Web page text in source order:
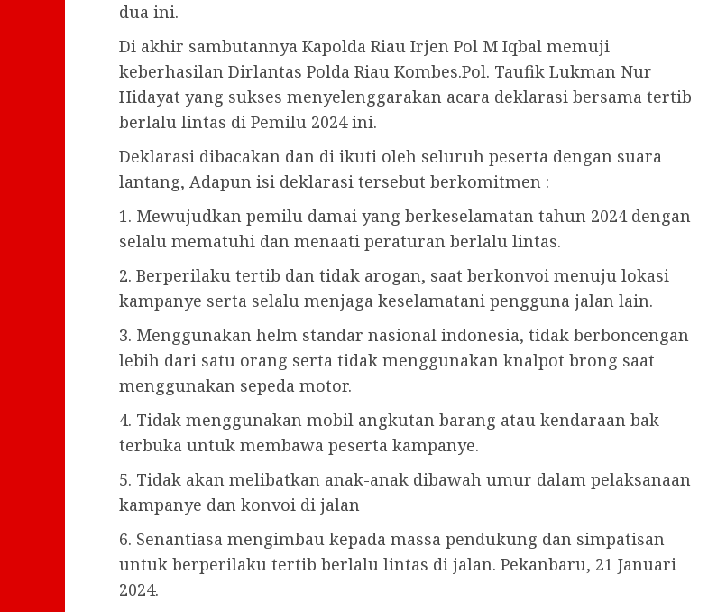
dua ini.
Di akhir sambutannya Kapolda Riau Irjen Pol M Iqbal memuji
keberhasilan Dirlantas Polda Riau Kombes.Pol. Taufik Lukman Nur
Hidayat yang sukses menyelenggarakan acara deklarasi bersama tertib
berlalu lintas di Pemilu 2024 ini.
Deklarasi dibacakan dan di ikuti oleh seluruh peserta dengan suara
lantang, Adapun isi deklarasi tersebut berkomitmen :
1. Mewujudkan pemilu damai yang berkeselamatan tahun 2024 dengan
selalu mematuhi dan menaati peraturan berlalu lintas.
2. Berperilaku tertib dan tidak arogan, saat berkonvoi menuju lokasi
kampanye serta selalu menjaga keselamatani pengguna jalan lain.
3. Menggunakan helm standar nasional indonesia, tidak berboncengan
lebih dari satu orang serta tidak menggunakan knalpot brong saat
menggunakan sepeda motor.
4. Tidak menggunakan mobil angkutan barang atau kendaraan bak
terbuka untuk membawa peserta kampanye.
5. Tidak akan melibatkan anak-anak dibawah umur dalam pelaksanaan
kampanye dan konvoi di jalan
6. Senantiasa mengimbau kepada massa pendukung dan simpatisan
untuk berperilaku tertib berlalu lintas di jalan. Pekanbaru, 21 Januari
2024.